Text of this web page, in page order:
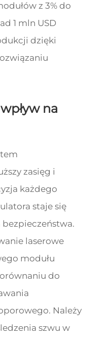
z 3% do
1 mln USD
dzięki
na
zasięg i
każdego
staje się
laserowe
modułu
do
Należy
szwu w